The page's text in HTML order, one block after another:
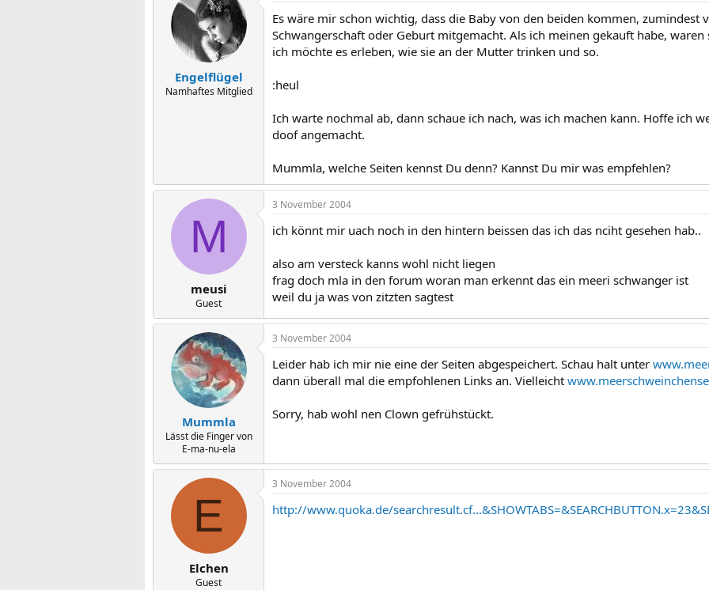
Engelflügel
Namhaftes Mitglied
Es wäre mir schon wichtig, dass die Baby von den beiden kommen, zumindest
Schwangerschaft oder Geburt mitgemacht. Als ich meinen gekauft habe, waren
ich möchte es erleben, wie sie an der Mutter trinken und so.
:heul
Ich warte nochmal ab, dann schaue ich nach, was ich machen kann. Hoffe ich
doof angemacht.
Mummla, welche Seiten kennst Du denn? Kannst Du mir was empfehlen?
M
meusi
Guest
3 November 2004
ich könnt mir uach noch in den hintern beissen das ich das nciht gesehen hab..
also am versteck kanns wohl nicht liegen
frag doch mla in den forum woran man erkennt das ein meeri schwanger ist
weil du ja was von zitzten sagtest
Mummla
Lässt die Finger von
E-ma-nu-ela
3 November 2004
Leider hab ich mir nie eine der Seiten abgespeichert. Schau halt unter
dann überall mal die empfohlenen Links an. Vielleicht
Sorry, hab wohl nen Clown gefrühstückt.
E
Elchen
Guest
3 November 2004
http://www.quoka.de/